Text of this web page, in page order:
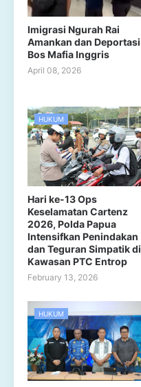
Imigrasi Ngurah Rai
Amankan dan Deportasi
Bos Mafia Inggris
April 08, 2026
HUKUM
Hari ke-13 Ops
Keselamatan Cartenz
2026, Polda Papua
Intensifkan Penindakan
dan Teguran Simpatik di
Kawasan PTC Entrop
February 13, 2026
HUKUM